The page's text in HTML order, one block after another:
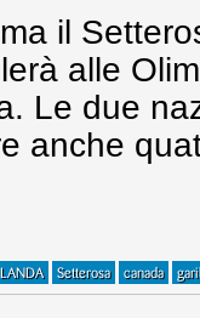
il
alle
Le due
anche
Setterosa canada